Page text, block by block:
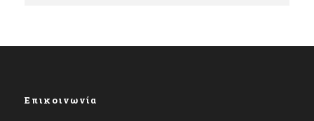
Επικοινωνία